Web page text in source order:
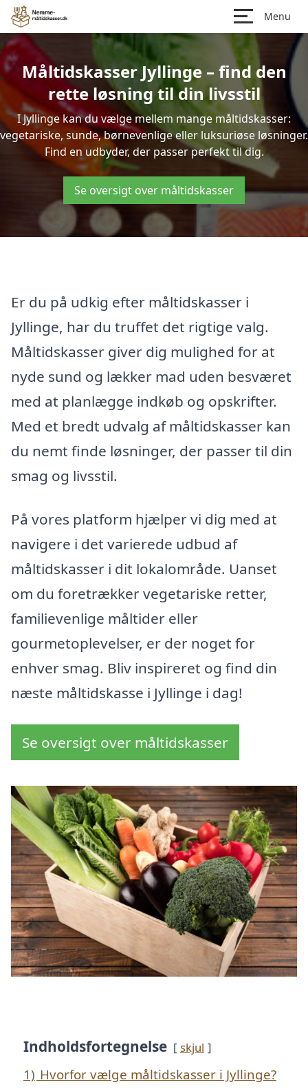
Menu
Måltidskasser Jyllinge – find den
rette løsning til din livsstil
I Jyllinge kan du vælge mellem mange måltidskasser:
vegetariske, sunde, børnevenlige eller luksuriøse løsninger.
Find en udbyder, der passer perfekt til dig.
Se oversigt over måltidskasser
Er du på udkig efter måltidskasser i
Jyllinge, har du truffet det rigtige valg.
Måltidskasser giver dig mulighed for at
nyde sund og lækker mad uden besværet
med at planlægge indkøb og opskrifter.
Med et bredt udvalg af måltidskasser kan
du nemt finde løsninger, der passer til din
smag og livsstil.
På vores platform hjælper vi dig med at
navigere i det varierede udbud af
måltidskasser i dit lokalområde. Uanset
om du foretrækker vegetariske retter,
familievenlige måltider eller
gourmetoplevelser, er der noget for
enhver smag. Bliv inspireret og find din
næste måltidskasse i Jyllinge i dag!
Se oversigt over måltidskasser
Indholdsfortegnelse skjul
1) Hvorfor vælge måltidskasser i Jyllinge?